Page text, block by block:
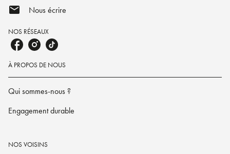
mail Nous écrire
NOS RÉSEAUX
À PROPOS DE NOUS
Qui sommes-nous ?
Engagement durable
NOS VOISINS